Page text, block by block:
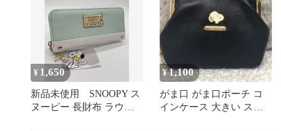
¥ 1,650
新品未使用 SNOOPY ス
ヌーピー 長財布 ラウン
¥1,100
がま口 がま口ポーチ コ
インケース 大きい スヌ